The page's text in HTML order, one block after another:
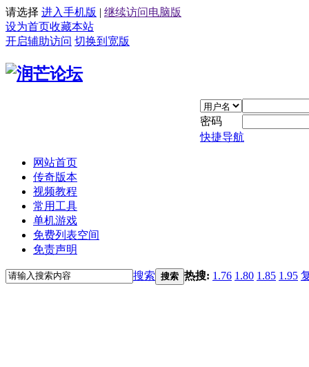
请选择 进入手机版 | 继续访问电脑版
设为首页收藏本站
开启辅助访问 切换到宽版
密码
快捷导航
网站首页
传奇版本
视频教程
常用工具
单机游戏
免费列表空间
免责声明
搜索 搜索 热搜: 1.76 1.80 1.85 1.95